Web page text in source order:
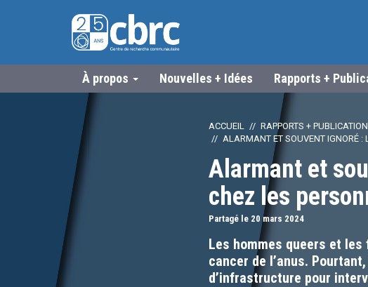
À propos Nouvelles + Idées Rapports +
ACCUEIL
RAPPORTS +
ALARMANT ET SOUVENT IGNORÉ :
Alarmant et
chez les
Partagé le 20 mars 2024
Les hommes queers et
cancer de l’anus.
d’infrastructure pour